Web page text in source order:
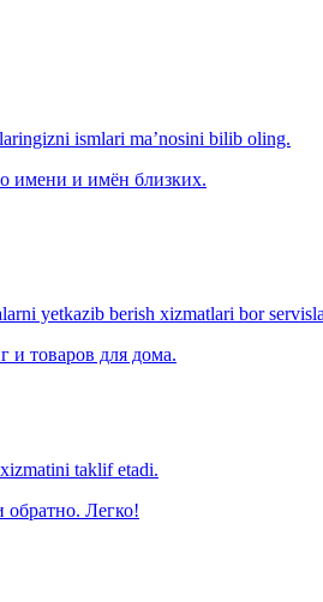
ismlari ma’nosini bilib oling.
имени и имён близких.
yetkazib berish xizmatlari bor
и товаров для дома.
taklif etadi.
Легко!